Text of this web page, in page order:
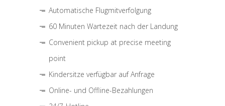
Automatische Flugmitverfolgung
60 Minuten Wartezeit nach der Landung
Convenient pickup at precise meeting
point
Kindersitze verfügbar auf Anfrage
Online- und Offline-Bezahlungen